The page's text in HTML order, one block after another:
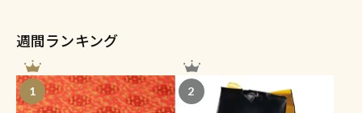
週間ランキング
1 2